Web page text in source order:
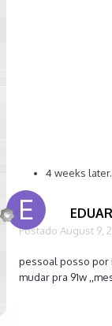
4 weeks
Postado August 9,
pessoal posso por
mudar pra 91w